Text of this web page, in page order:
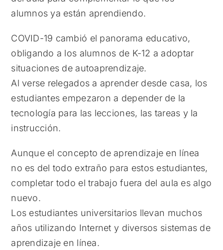
alumnos ya están aprendiendo.
COVID-19 cambió el panorama educativo,
obligando a los alumnos de K-12 a adoptar
situaciones de autoaprendizaje.
Al verse relegados a aprender desde casa, los
estudiantes empezaron a depender de la
tecnología para las lecciones, las tareas y la
instrucción.
Aunque el concepto de aprendizaje en línea
no es del todo extraño para estos estudiantes,
completar todo el trabajo fuera del aula es algo
nuevo.
Los estudiantes universitarios llevan muchos
años utilizando Internet y diversos sistemas de
aprendizaje en línea.